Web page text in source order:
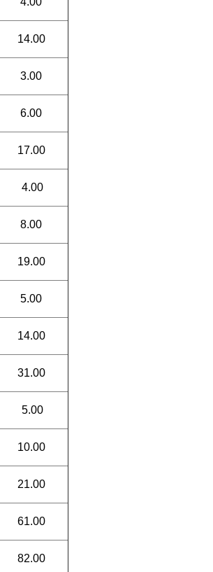
14.00
3.00
6.00
17.00
4.00
8.00
19.00
5.00
14.00
31.00
5.00
10.00
21.00
61.00
82.00